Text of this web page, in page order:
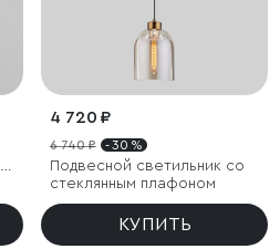
4 720 ₽
6 740 ₽ - 30 %
Подвесной светильник со
стеклянным плафоном
КУПИТЬ